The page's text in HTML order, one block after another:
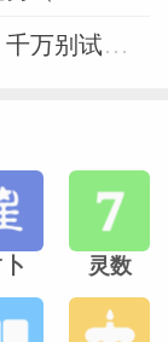
有可能受到
人保护并关
分渺茫的。
别试探！
灵数